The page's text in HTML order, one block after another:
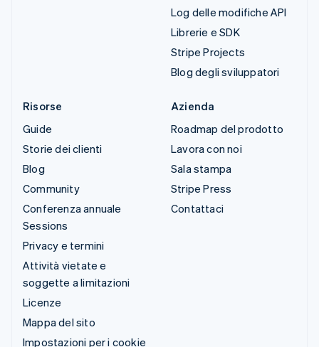
Log delle modifiche API
Librerie e SDK
Stripe Projects
Blog degli sviluppatori
Risorse
Guide
Storie dei clienti
Blog
Community
Conferenza annuale
Sessions
Privacy e termini
Attività vietate e
soggette a limitazioni
Licenze
Mappa del sito
Impostazioni per i cookie
Azienda
Roadmap del prodotto
Lavora con noi
Sala stampa
Stripe Press
Contattaci